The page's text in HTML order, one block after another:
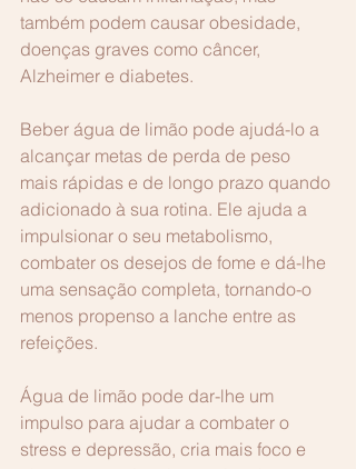
também podem causar obesidade,
doenças graves como câncer,
Alzheimer e diabetes.
Beber água de limão pode ajudá-lo a
alcançar metas de perda de peso
mais rápidas e de longo prazo quando
adicionado à sua rotina. Ele ajuda a
impulsionar o seu metabolismo,
combater os desejos de fome e dá-lhe
uma sensação completa, tornando-o
menos propenso a lanche entre as
refeições.
Água de limão pode dar-lhe um
impulso para ajudar a combater o
stress e depressão, cria mais foco e